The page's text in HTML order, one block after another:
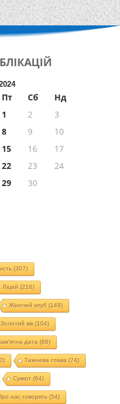
Пт Сб
Нд
1
2
3
8 9
10
15 16
17
22 23
24
29
30
(307)
Ліцей (216)
Жіночий клуб (149)
Золотий вік(104)
дата (88)
Тижнева глава (74)
Суккот (64)
нас говорять (54)